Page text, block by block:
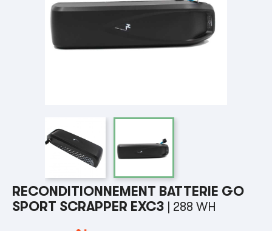
RECONDITIONNEMENT BATTERIE GO
SPORT SCRAPPER EXC3
| 288 WH